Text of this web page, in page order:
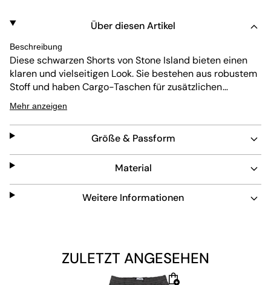
Über diesen Artikel
Beschreibung
Diese schwarzen Shorts von Stone Island bieten einen
klaren und vielseitigen Look. Sie bestehen aus robustem
Stoff und haben Cargo-Taschen für zusätzlichen
Stauraum. Der verstellbare Bund sorgt für Komfort,
während der ikonische Kompass-Patch der Marke einen
besonderen Akzent setzt. Perfekt für den Alltag oder
entspannte Ausflüge.
Mehr anzeigen
Größe & Passform
Material
Weitere Informationen
ZULETZT ANGESEHEN